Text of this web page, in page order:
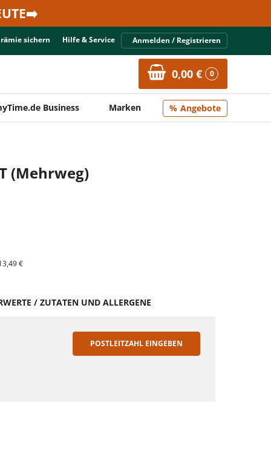
sichern Hilfe & Service Anmelden / Registrieren
0,00 € 0
Business Marken Angebote
(Mehrweg)
€
/ ZUTATEN UND ALLERGENE
POSTLEITZAHL EINGEBEN